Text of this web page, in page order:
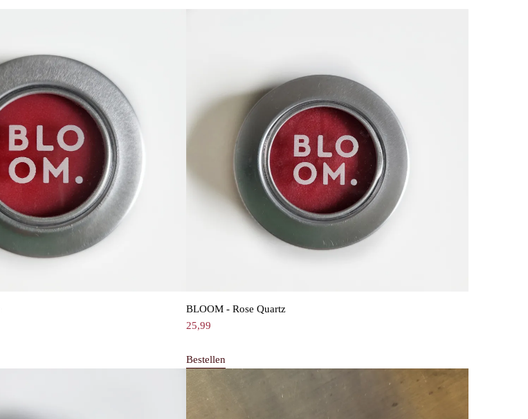
BLOOM - Rose Quartz
25,99
Bestellen